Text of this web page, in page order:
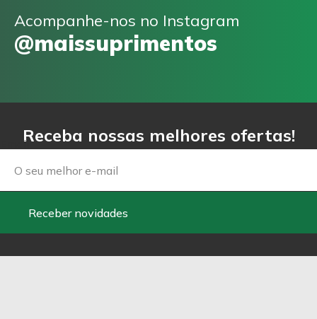
Acompanhe-nos no Instagram
@maissuprimentos
Receba nossas melhores ofertas!
Email
Receber novidades